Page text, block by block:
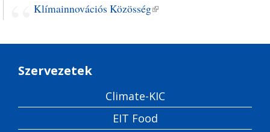
Klímainnovációs Közösség(külső hivatkozás)
Szervezetek
Climate-KIC
EIT Food